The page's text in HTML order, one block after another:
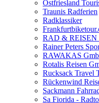
Ostfriesland
Traunis Radferien
Radklassiker
RAD & REISEN
Rainer Peters
RAWAKAS
Rotalis Reisen
Rucksack Travel
Rückenwind
Sackmann
Sa Fiorida -